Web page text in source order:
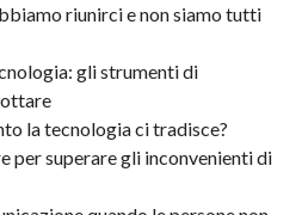
riunirci e non siamo tutti
gli strumenti di
la tecnologia ci tradisce?
per superare gli inconvenienti di